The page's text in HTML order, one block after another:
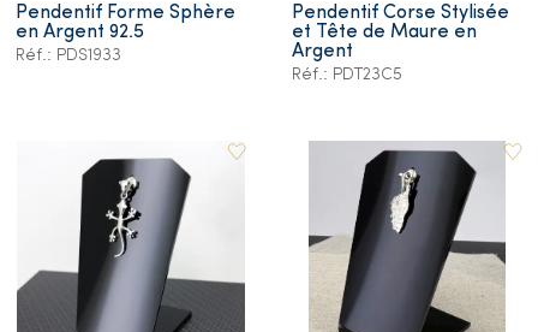
Pendentif Forme Sphère
en Argent 92.5
Réf.: PDS1933
Pendentif Corse Stylisée
et Tête de Maure en
Argent
Réf.: PDT23C5